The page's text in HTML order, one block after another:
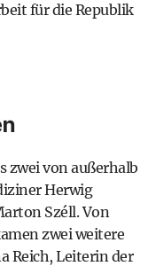
für die Republik
zwei von außerhalb
Herwig
Széll. Von
zwei weitere
Reich, Leiterin der